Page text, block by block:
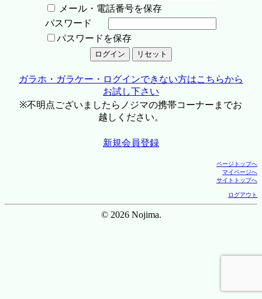
メール・電話番号を保存
パスワード
パスワードを保存
ガラホ・ガラケー・ログインできない方はこちらから
お試し下さい
※不明点ございましたらノジマの携帯コーナーまでお
越しください。
新規会員登録
ページトップへ
マイページへ
サイトトップへ
ログアウト
© 2026 Nojima.